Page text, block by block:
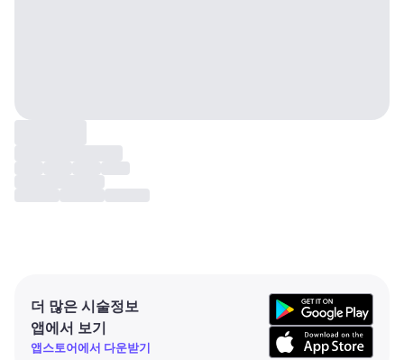
더 많은 시술정보
앱에서 보기
앱스토어에서 다운받기